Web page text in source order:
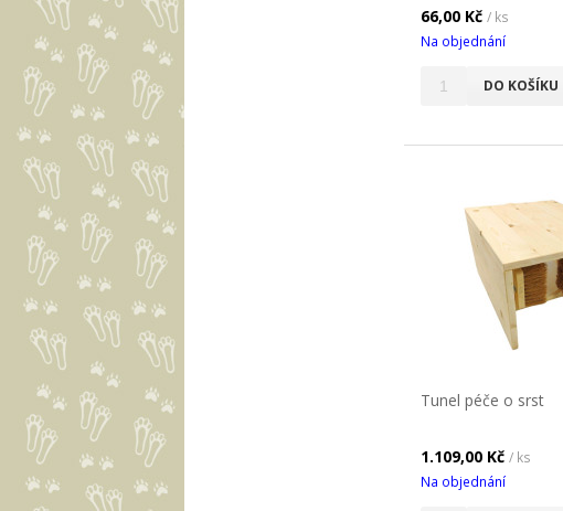
66,00 Kč / ks
Na objednání
DO KOŠÍKU
Tunel péče o srst
1.109,00 Kč / ks
Na objednání